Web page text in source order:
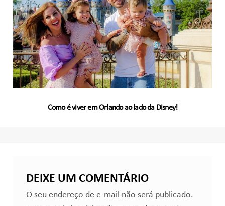
Como é viver em Orlando ao lado da Disney!
DEIXE UM COMENTÁRIO
O seu endereço de e-mail não será publicado.